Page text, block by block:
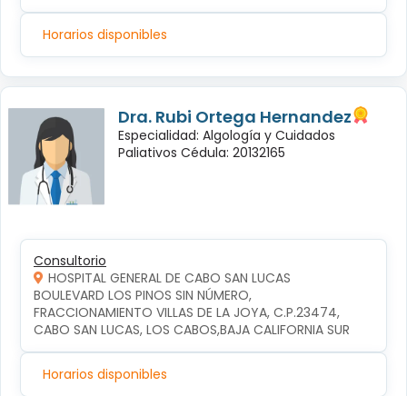
Horarios disponibles
Dra. Rubi Ortega Hernandez
Especialidad: Algología y Cuidados
Paliativos Cédula: 20132165
Consultorio
HOSPITAL GENERAL DE CABO SAN LUCAS
BOULEVARD LOS PINOS SIN NÚMERO,
FRACCIONAMIENTO VILLAS DE LA JOYA, C.P.23474,
CABO SAN LUCAS, LOS CABOS,BAJA CALIFORNIA SUR
Horarios disponibles